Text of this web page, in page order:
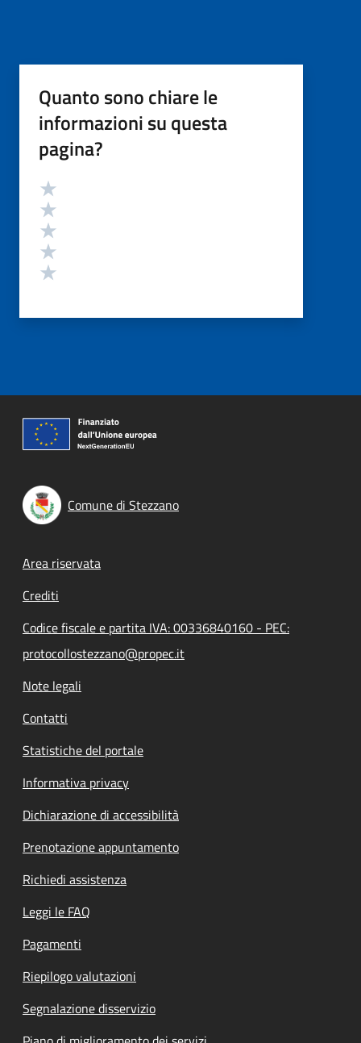
Quanto sono chiare le
informazioni su questa
pagina?
Valutazione
Comune di Stezzano
Footer menu
Area riservata
Crediti
Codice fiscale e partita IVA: 00336840160 - PEC:
protocollostezzano@propec.it
Note legali
Contatti
Statistiche del portale
Informativa privacy
Dichiarazione di accessibilità
Prenotazione appuntamento
Richiedi assistenza
Leggi le FAQ
Pagamenti
Riepilogo valutazioni
Segnalazione disservizio